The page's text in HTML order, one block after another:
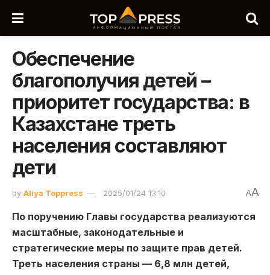
Обеспечение
благополучия детей –
приоритет государства: в
Казахстане треть
населения составляют
дети
by Aliya Toppress 2025/01/24 13:10 AA
По поручению Главы государства реализуются
масштабные, законодательные и
стратегические меры по защите прав детей.
Треть населения страны — 6,8 млн детей,